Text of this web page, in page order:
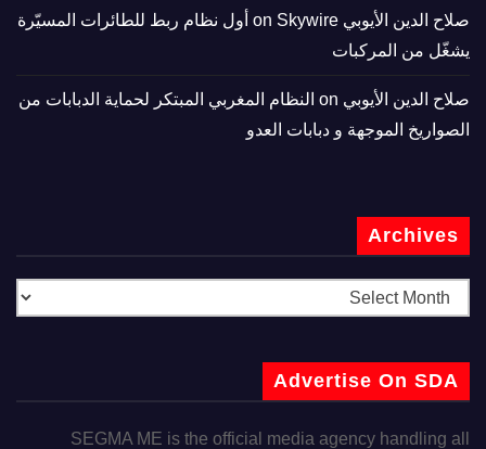
صلاح الدين الأيوبي
Skywire أول نظام ربط للطائرات المسيّرة
يشغّل من المركبات
صلاح الدين الأيوبي
النظام المغربي المبتكر لحماية الدبابات من
الصواريخ الموجهة و دبابات العدو
Archives
Advertise On SDA
SEGMA ME is the official media agency handling all